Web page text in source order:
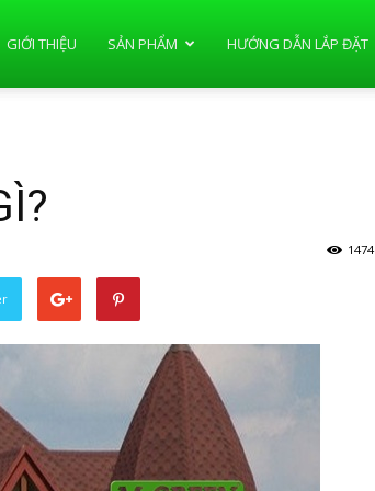
GIỚI THIỆU SẢN PHẨM HƯỚNG DẪN LẮP ĐẶT
1474